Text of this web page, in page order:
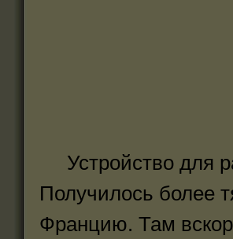
Устройство для
Получилось более
Францию. Там